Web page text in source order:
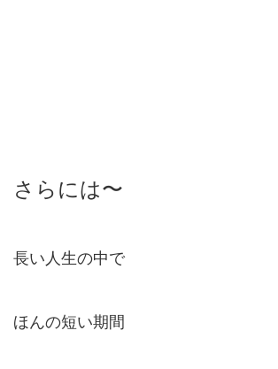
さらには〜
長い人生の中で
ほんの短い期間